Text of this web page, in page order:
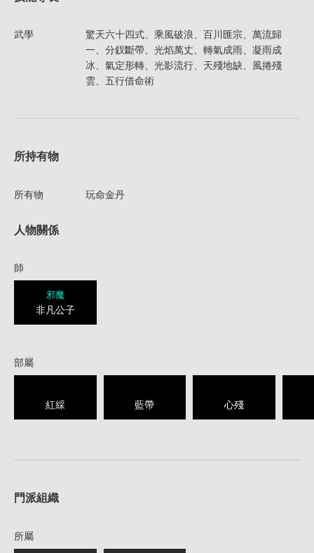
武學
驚天六十四式、乘風破浪、百川匯宗、萬流歸
一、分釵斷帶、光焰萬丈、轉氣成雨、凝雨成
冰、氣定形轉、光影流行、天殘地缺、風捲殘
雲、五行借命術
所持有物
所有物 玩命金丹
人物關係
師
邪魔
非凡公子
部屬
紅綵 藍帶 心殘
門派組織
所屬